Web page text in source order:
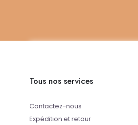
Tous nos services
Contactez-nous
Expédition et retour